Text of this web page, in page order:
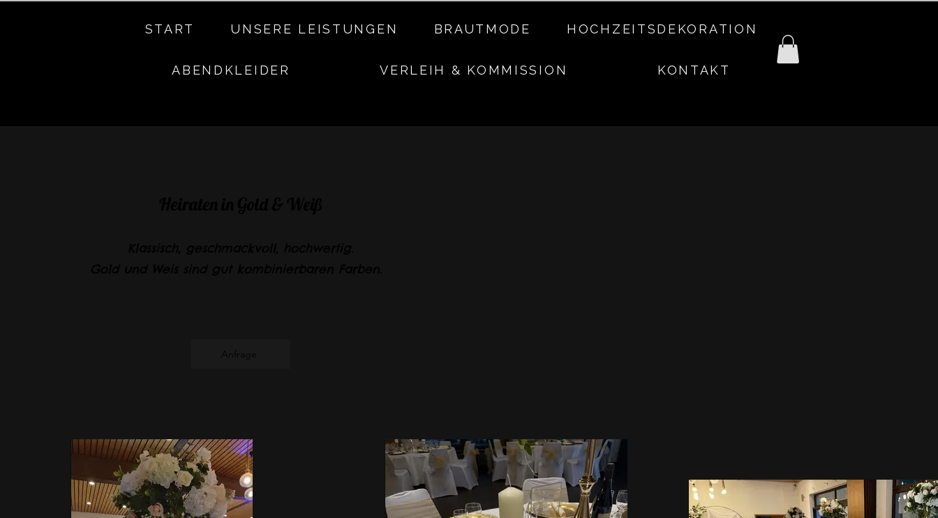
START UNSERE LEISTUNGEN BRAUTMODE HOCHZEITSDEKORATION
ABENDKLEIDER VERLEIH & KOMMISSION KONTAKT
Anfrage